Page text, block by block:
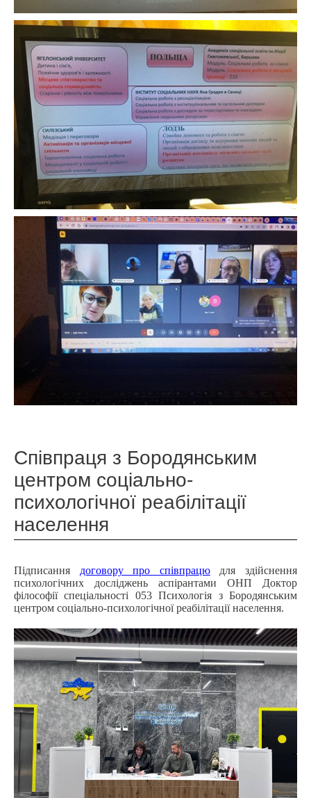
Співпраця з Бородянським
центром соціально-
психологічної реабілітації
населення
Підписання договору про співпрацюдля здійснення
психологічних досліджень аспірантами ОНП Доктор
філософії спеціальності 053 Психологія з Бородянським
центром соціально-психологічної реабілітації населення.